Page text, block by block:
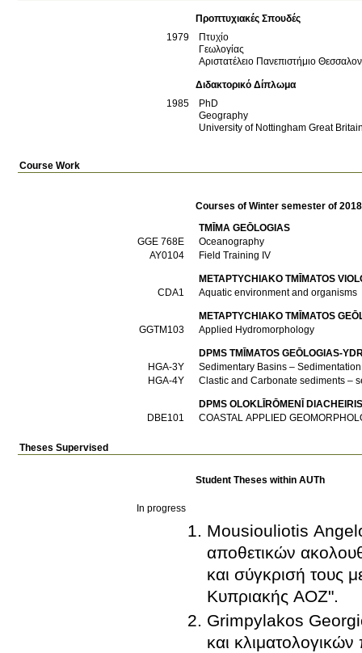
Προπτυχιακές Σπουδές
1979
Πτυχίο
Γεωλογίας
Αριστατέλειο Πανεπιστήμιο
Διδακτορικό Δίπλωμα
1985
PhD
Geography
University of Nottingham Great
Course Work
Courses of Winter semester of
TMĪMA GEŌLOGIAS
GGE 768E
Oceanography
ΑΥ0104
Field Training IV
METAPTYCΗIAKO TMĪMATOS
CDA1
Aquatic environment and organisms
METAPTYCΗIAKO TMĪMATOS
GGTM103
Applied Hydromorphology
DPMS TMĪMATOS GEŌLOGIAS-
HGA-3Y
Sedimentary Basins –
HGA-4Y
Clastic and Carbonate sediments –
DPMS OLOKLĪRŌMENĪ
DBE101
COASTAL APPLIED
Theses Supervised
Student Theses within AUTh
In progress
Mousiouliotis
αποθετικών
και σύγκρισή τους
Κυπριακής ΑΟΖ".
Grimpylakos
και